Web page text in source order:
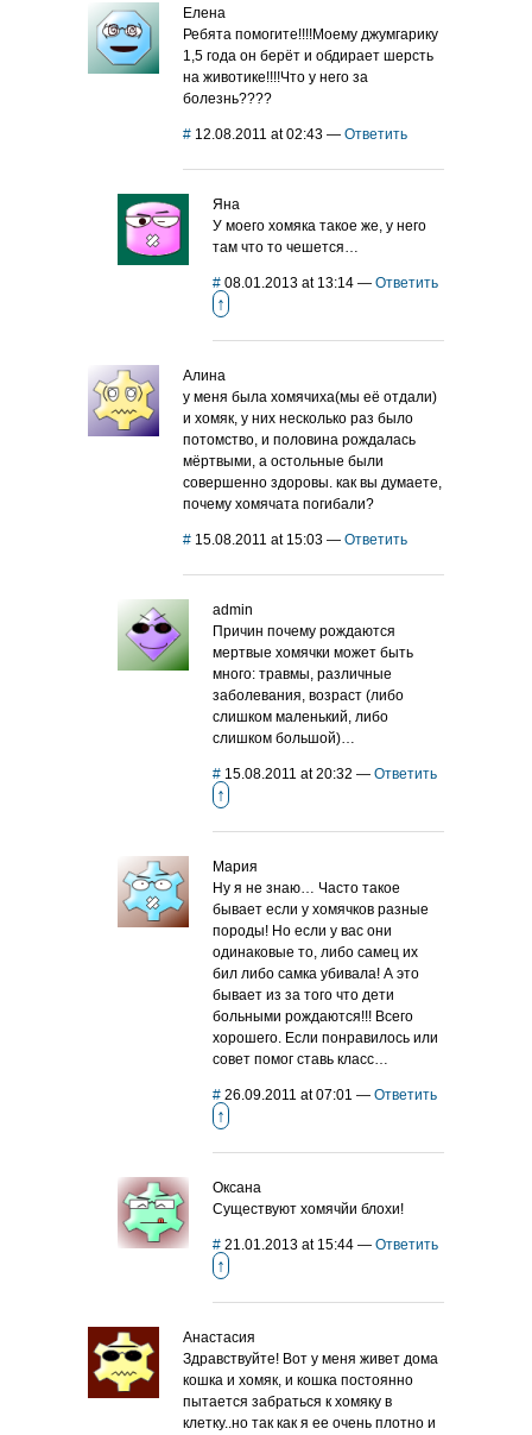
Елена
Ребята помогите!!!!Моему джумгарику
1,5 года он берёт и обдирает шерсть
на животике!!!!Что у него за
болезнь????
# 12.08.2011 at 02:43 — Ответить
Яна
У моего хомяка такое же, у него
там что то чешется…
# 08.01.2013 at 13:14 — Ответить
↑
Алина
у меня была хомячиха(мы её отдали)
и хомяк, у них несколько раз было
потомство, и половина рождалась
мёртвыми, а остольные были
совершенно здоровы. как вы думаете,
почему хомячата погибали?
# 15.08.2011 at 15:03 — Ответить
admin
Причин почему рождаются
мертвые хомячки может быть
много: травмы, различные
заболевания, возраст (либо
слишком маленький, либо
слишком большой)…
# 15.08.2011 at 20:32 — Ответить
↑
Мария
Ну я не знаю… Часто такое
бывает если у хомячков разные
породы! Но если у вас они
одинаковые то, либо самец их
бил либо самка убивала! А это
бывает из за того что дети
больными рождаются!!! Всего
хорошего. Если понравилось или
совет помог ставь класс…
# 26.09.2011 at 07:01 — Ответить
↑
Оксана
Существуют хомячйи блохи!
# 21.01.2013 at 15:44 — Ответить
↑
Анастасия
Здравствуйте! Вот у меня живет дома
кошка и хомяк, и кошка постоянно
пытается забраться к хомяку в
клетку..но так как я ее очень плотно и